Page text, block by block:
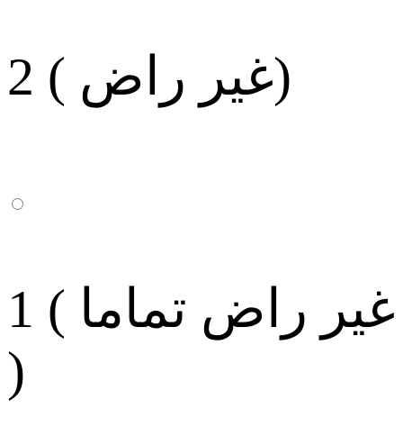
2 ( غير راض)
1 ( غير راض تماما
)